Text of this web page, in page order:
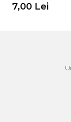
7,00 Lei